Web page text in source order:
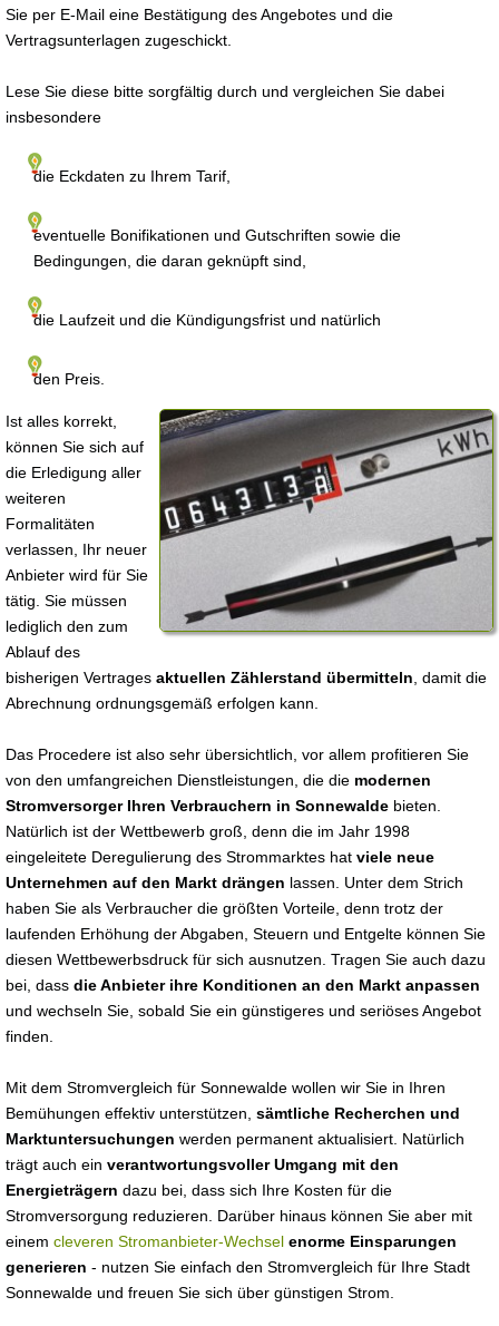
Sie per E-Mail eine Bestätigung des Angebotes und die
Vertragsunterlagen zugeschickt.
Lese Sie diese bitte sorgfältig durch und vergleichen Sie dabei
insbesondere
die Eckdaten zu Ihrem Tarif,
eventuelle Bonifikationen und Gutschriften sowie die
Bedingungen, die daran geknüpft sind,
die Laufzeit und die Kündigungsfrist und natürlich
den Preis.
Ist alles korrekt,
können Sie sich auf
die Erledigung aller
weiteren
Formalitäten
verlassen, Ihr neuer
Anbieter wird für Sie
tätig. Sie müssen
lediglich den zum
Ablauf des
bisherigen Vertrages aktuellen Zählerstand übermitteln , damit die
Abrechnung ordnungsgemäß erfolgen kann.
Das Procedere ist also sehr übersichtlich, vor allem profitieren Sie
von den umfangreichen Dienstleistungen, die die modernen
Stromversorger Ihren Verbrauchern in Sonnewalde bieten.
Natürlich ist der Wettbewerb groß, denn die im Jahr 1998
eingeleitete Deregulierung des Strommarktes hat viele neue
Unternehmen auf den Markt drängen lassen. Unter dem Strich
haben Sie als Verbraucher die größten Vorteile, denn trotz der
laufenden Erhöhung der Abgaben, Steuern und Entgelte können Sie
diesen Wettbewerbsdruck für sich ausnutzen. Tragen Sie auch dazu
bei, dass die Anbieter ihre Konditionen an den Markt anpassen
und wechseln Sie, sobald Sie ein günstigeres und seriöses Angebot
finden.
Mit dem Stromvergleich für Sonnewalde wollen wir Sie in Ihren
Bemühungen effektiv unterstützen, sämtliche Recherchen und
Marktuntersuchungen werden permanent aktualisiert. Natürlich
trägt auch ein verantwortungsvoller Umgang mit den
Energieträgern dazu bei, dass sich Ihre Kosten für die
Stromversorgung reduzieren. Darüber hinaus können Sie aber mit
einem cleveren Stromanbieter-Wechsel enorme Einsparungen
generieren - nutzen Sie einfach den Stromvergleich für Ihre Stadt
Sonnewalde und freuen Sie sich über günstigen Strom.